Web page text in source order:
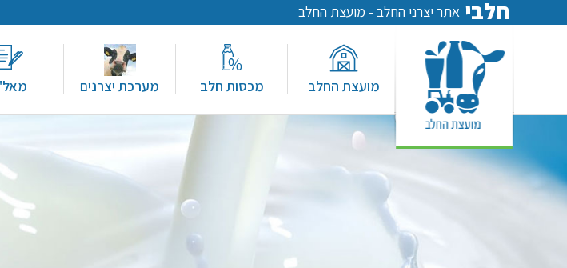
חלבי אתר יצרני החלב - מועצת החלב
מועצת החלב מכסות חלב מערכת יצרנים